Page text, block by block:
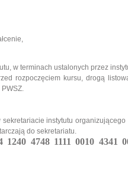
w terminach ustalonych przez
rozpoczęciem kursu, drogą
instytutu organizującego
do sekretariatu.
1240 4748 1111 0010 4341